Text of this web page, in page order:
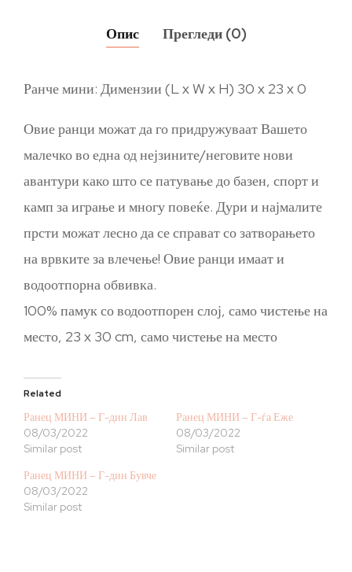
Опис Прегледи (0)
Ранче мини: Димензии (L x W x H) 30 x 23 x 0
Овие ранци можат да го придружуваат Вашето
малечко во една од нејзините/неговите нови
авантури како што се патување до базен, спорт и
камп за играње и многу повеќе. Дури и најмалите
прсти можат лесно да се справат со затворањето
на врвките за влечење! Овие ранци имаат и
водоотпорна обвивка.
100% памук со водоотпорен слој, само чистење на
место, 23 x 30 cm, само чистење на место
Related
Ранец МИНИ – Г-дин Лав
08/03/2022
Similar post
Ранец МИНИ – Г-ѓа Еже
08/03/2022
Similar post
Ранец МИНИ – Г-дин Бувче
08/03/2022
Similar post